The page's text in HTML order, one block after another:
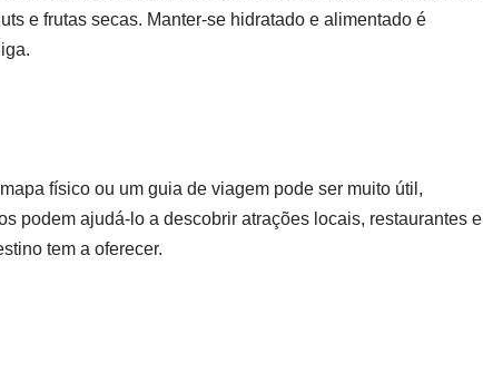
e frutas secas. Manter-se hidratado e alimentado é
físico ou um guia de viagem pode ser muito útil,
podem ajudá-lo a descobrir atrações locais, restaurantes e
tem a oferecer.